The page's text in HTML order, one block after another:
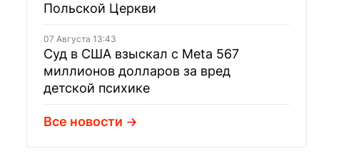
Польской Церкви
07 Августа 13:43
Суд в США взыскал с Meta 567
миллионов долларов за вред
детской психике
Все новости